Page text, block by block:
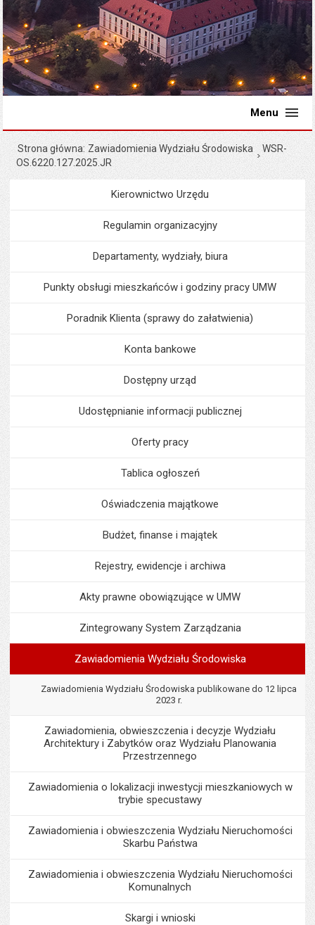
Menu
Strona główna Zawiadomienia Wydziału Środowiska
WSR-
OS.6220.127.2025.JR
MenuUrząd Miejski
Kierownictwo Urzędu
Regulamin organizacyjny
Departamenty, wydziały, biura
Punkty obsługi mieszkańców i godziny pracy UMW
Poradnik Klienta (sprawy do załatwienia)
Konta bankowe
Dostępny urząd
Udostępnianie informacji publicznej
Oferty pracy
Tablica ogłoszeń
Oświadczenia majątkowe
Budżet, finanse i majątek
Rejestry, ewidencje i archiwa
Akty prawne obowiązujące w UMW
Zintegrowany System Zarządzania
Zawiadomienia Wydziału Środowiska
Zawiadomienia Wydziału Środowiska publikowane do 12 lipca
2023 r.
Zawiadomienia, obwieszczenia i decyzje Wydziału
Architektury i Zabytków oraz Wydziału Planowania
Przestrzennego
Zawiadomienia o lokalizacji inwestycji mieszkaniowych w
trybie specustawy
Zawiadomienia i obwieszczenia Wydziału Nieruchomości
Skarbu Państwa
Zawiadomienia i obwieszczenia Wydziału Nieruchomości
Komunalnych
Skargi i wnioski